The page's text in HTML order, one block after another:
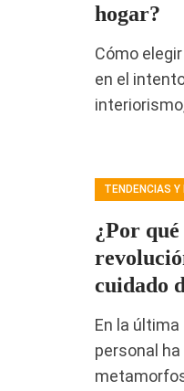
hogar?
Cómo
en el
TENDENCIAS Y
¿Por qué
cuidado
En la
personal